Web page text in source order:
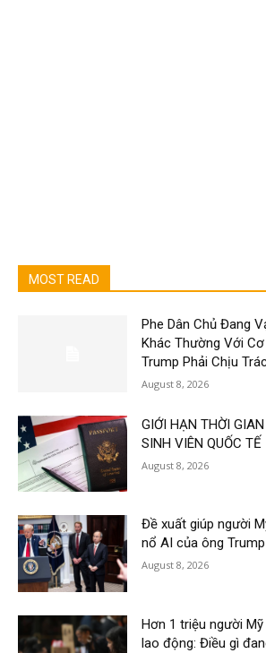
MOST READ
Phe Dân Chủ Đang
Khác Thường Với Cơ
Trump Phải Chịu
August 8, 2026
GIỚI HẠN THỜI
SINH VIÊN QUỐC TẾ
August 8, 2026
Đề xuất giúp người
nổ AI của ông Trump
August 8, 2026
Hơn 1 triệu người
lao động: Điều gì